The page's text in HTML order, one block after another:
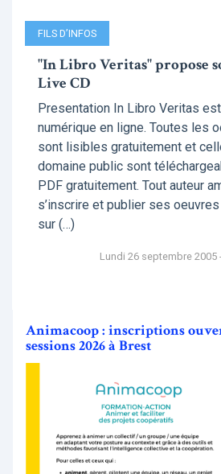
FILS D’INFOS
"In Libro Veritas" propose
Live CD
Presentation In Libro Veritas
numérique en ligne. Toutes les
sont lisibles gratuitement et
domaine public sont
PDF gratuitement. Tout auteur
s’inscrire et publier ses
sur (…)
Lundi 26 septembre 2005
Animacoop : inscriptions
sessions 2026 à Brest